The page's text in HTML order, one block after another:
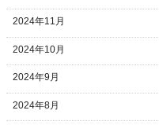
2024年11月
2024年10月
2024年9月
2024年8月